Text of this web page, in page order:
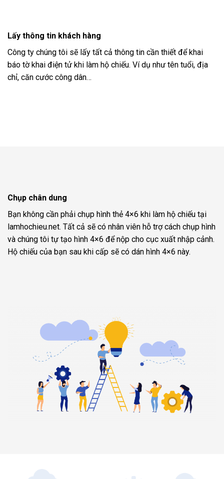
Lấy thông tin khách hàng
Công ty chúng tôi sẽ lấy tất cả thông tin cần thiết để khai
báo tờ khai điện tử khi làm hộ chiếu. Ví dụ như tên tuổi, địa
chỉ, căn cước công dân…
Chụp chân dung
Bạn không cần phải chụp hình thẻ 4×6 khi làm hộ chiếu tại
lamhochieu.net. Tất cả sẽ có nhân viên hỗ trợ cách chụp hình
và chúng tôi tự tạo hình 4×6 để nộp cho cục xuất nhập cảnh.
Hộ chiếu của bạn sau khi cấp sẽ có dán hình 4×6 này.